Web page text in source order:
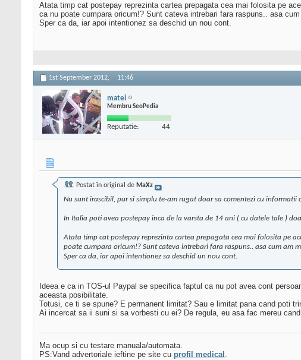
Atata timp cat postepay reprezinta cartea prepagata cea mai folosita pe
ca nu poate cumpara oricum!? Sunt cateva intrebari fara raspuns.. asa
Sper ca da, iar apoi intentionez sa deschid un nou cont.
1st September 2012, 11:46
matei
Membru SeoPedia
Reputatie: 44
Postat în original de MaXz
Nu sunt irascibil, pur si simplu te-am rugat doar sa comentezi cu informatii
In Italia poti avea postepay inca de la varsta de 14 ani ( cu datele tale )
Atata timp cat postepay reprezinta cartea prepagata cea mai folosita pe
poate cumpara oricum!? Sunt cateva intrebari fara raspuns.. asa cum am
Sper ca da, iar apoi intentionez sa deschid un nou cont.
Ideea e ca in TOS-ul Paypal se specifica faptul ca nu pot avea cont
aceasta posibilitate.
Totusi, ce ti se spune? E permanent limitat? Sau e limitat pana cand poti
Ai incercat sa ii suni si sa vorbesti cu ei? De regula, eu asa fac mereu
Ma ocup si cu testare manuala/automata.
PS:Vand advertoriale ieftine pe site cu profil medical .